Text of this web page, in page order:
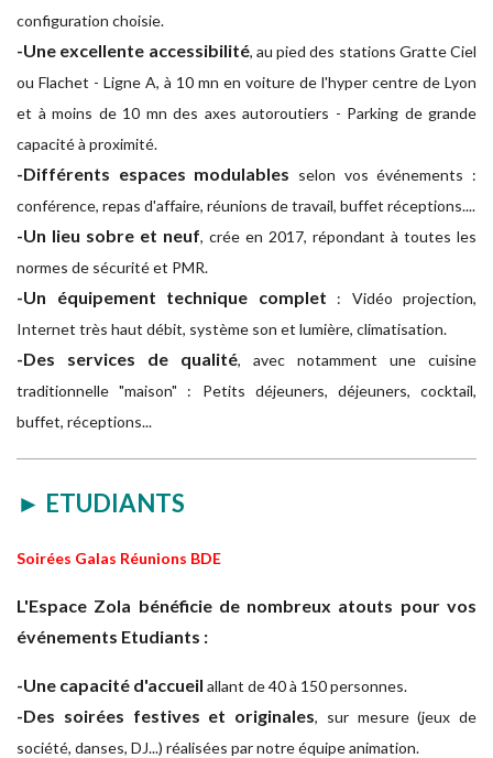
configuration choisie.
-Une excellente accessibilité, au pied des stations Gratte Ciel
ou Flachet - Ligne A, à 10 mn en voiture de l'hyper centre de Lyon
et à moins de 10 mn des axes autoroutiers - Parking de grande
capacité à proximité.
-Différents espaces modulables selon vos événements :
conférence, repas d'affaire, réunions de travail, buffet réceptions....
-Un lieu sobre et neuf, crée en 2017, répondant à toutes les
normes de sécurité et PMR.
-Un équipement technique complet : Vidéo projection,
Internet très haut débit, système son et lumière, climatisation.
-Des services de qualité, avec notamment une cuisine
traditionnelle "maison" : Petits déjeuners, déjeuners, cocktail,
buffet, réceptions...
► ETUDIANTS
Soirées Galas Réunions BDE
L'Espace Zola bénéficie de nombreux atouts pour vos
événements Etudiants :
-Une capacité d'accueil allant de 40 à 150 personnes.
-Des soirées festives et originales, sur mesure (jeux de
société, danses, DJ...) réalisées par notre équipe animation.